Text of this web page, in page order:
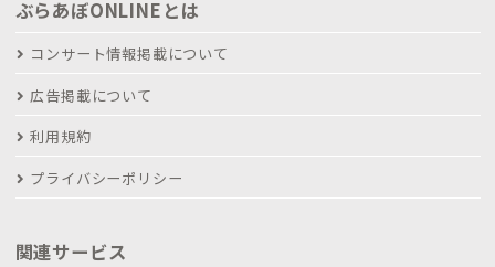
ぶらあぼONLINEとは
コンサート情報掲載について
広告掲載について
利用規約
プライバシーポリシー
関連サービス